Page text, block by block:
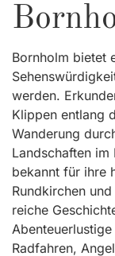
Bornholm bietet
werden.
Klippen entlang
Wanderung
Landschaften im
bekannt für ihre
Rundkirchen
reiche
Radfahren,